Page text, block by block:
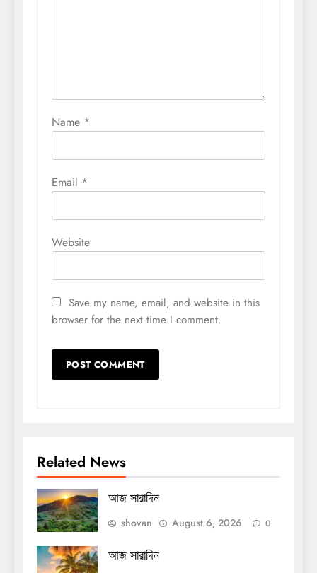
Name *
Email *
Website
Save my name, email, and website in this
browser for the next time I comment.
Related News
আজ সারাদিন
shovan August 6, 2026 0
আজ সারাদিন